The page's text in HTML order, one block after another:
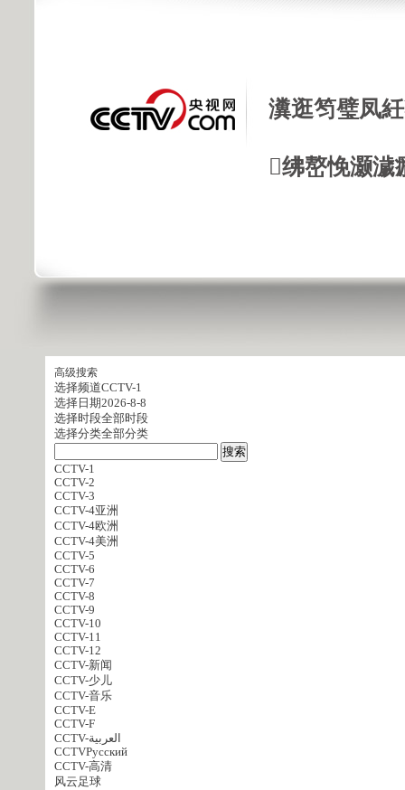
瀵逛笉璧凤
绋嶅悗灏
高级搜索
选择频道CCTV-1
选择日期2026-8-8
选择时段全部时段
选择分类全部分类
CCTV-1
CCTV-2
CCTV-3
CCTV-4亚洲
CCTV-4欧洲
CCTV-4美洲
CCTV-5
CCTV-6
CCTV-7
CCTV-8
CCTV-9
CCTV-10
CCTV-11
CCTV-12
CCTV-新闻
CCTV-少儿
CCTV-音乐
CCTV-E
CCTV-F
CCTV-العربية
CCTVPусский
CCTV-高清
风云足球